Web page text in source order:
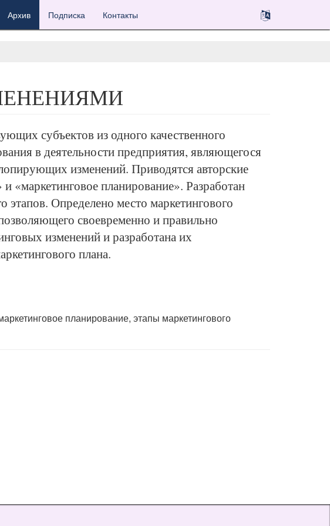
Архив Подписка Контакты
субъектов из одного качественного
в деятельности предприятия, являющегося
изменений. Приводятся авторские
«маркетинговое планирование». Разработан
этапов. Определено место маркетингового
своевременно и правильно
изменений и разработана их
плана.
планирование, этапы маркетингового